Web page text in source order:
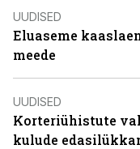
UUDISED
Eluaseme
meede
UUDISED
Korteriühistute
kulude